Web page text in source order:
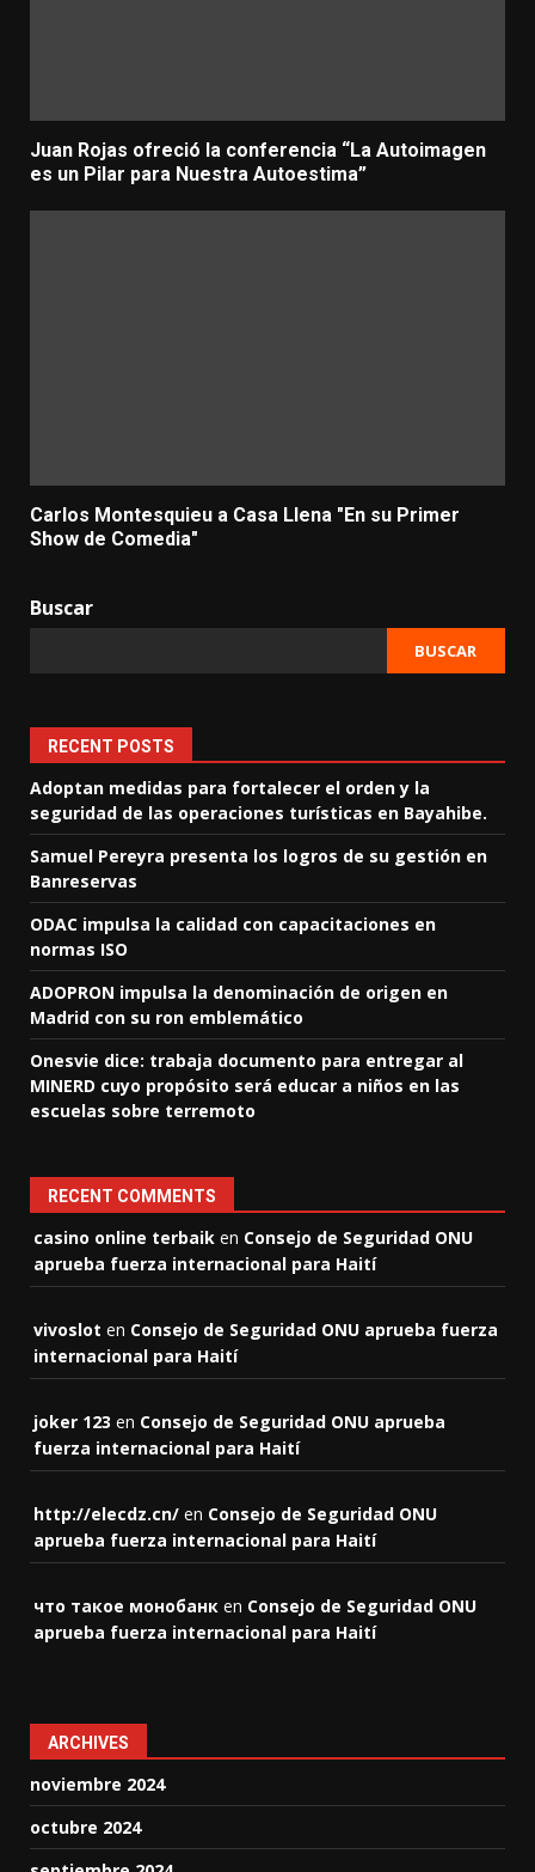
Juan Rojas ofreció la conferencia “La Autoimagen
es un Pilar para Nuestra Autoestima”
Carlos Montesquieu a Casa Llena "En su Primer
Show de Comedia"
Buscar
BUSCAR
RECENT POSTS
Adoptan medidas para fortalecer el orden y la
seguridad de las operaciones turísticas en Bayahibe.
Samuel Pereyra presenta los logros de su gestión en
Banreservas
ODAC impulsa la calidad con capacitaciones en
normas ISO
ADOPRON impulsa la denominación de origen en
Madrid con su ron emblemático
Onesvie dice: trabaja documento para entregar al
MINERD cuyo propósito será educar a niños en las
escuelas sobre terremoto
RECENT COMMENTS
casino online terbaik en Consejo de Seguridad ONU
aprueba fuerza internacional para Haití
vivoslot en Consejo de Seguridad ONU aprueba fuerza
internacional para Haití
joker 123 en Consejo de Seguridad ONU aprueba
fuerza internacional para Haití
http://elecdz.cn/ en Consejo de Seguridad ONU
aprueba fuerza internacional para Haití
что такое монобанк en Consejo de Seguridad ONU
aprueba fuerza internacional para Haití
ARCHIVES
noviembre 2024
octubre 2024